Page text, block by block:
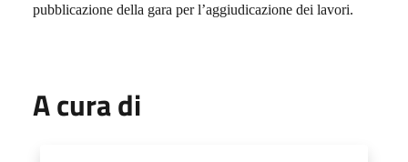
pubblicazione della gara per l’aggiudicazione dei lavori.
A cura di